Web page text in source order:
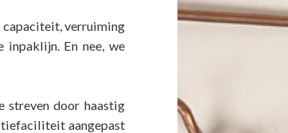
capaciteit, verruiming
inpaklijn. En nee, we
streven door haastig
aangepast